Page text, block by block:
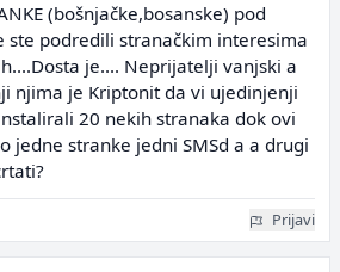
(bošnjačke,bosanske) pod
ste podredili stranačkim interesima
je.... Neprijatelji vanjski a
njima je Kriptonit da vi ujedinjenji
20 nekih stranaka dok ovi
jedne stranke jedni SMSd a a drugi
Prijavi